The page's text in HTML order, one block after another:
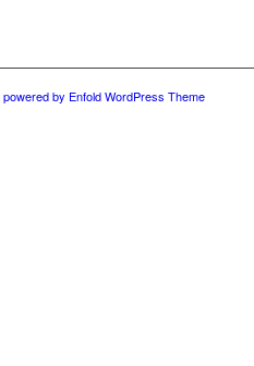
powered by Enfold WordPress Theme